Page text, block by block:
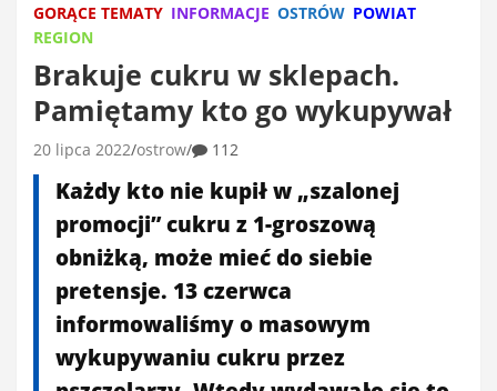
GORĄCE TEMATY INFORMACJE OSTRÓW POWIAT
REGION
Brakuje cukru w sklepach.
Pamiętamy kto go wykupywał
20 lipca 2022 ostrow 112
Każdy kto nie kupił w „szalonej
promocji” cukru z 1-groszową
obniżką, może mieć do siebie
pretensje. 13 czerwca
informowaliśmy o masowym
wykupywaniu cukru przez